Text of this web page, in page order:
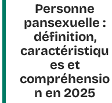
Personne
pansexuelle :
définition,
caractéristiqu
es et
compréhensio
n en 2025